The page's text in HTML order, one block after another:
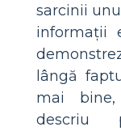
sarcinii
informații
lângă
mai bine,
descriu